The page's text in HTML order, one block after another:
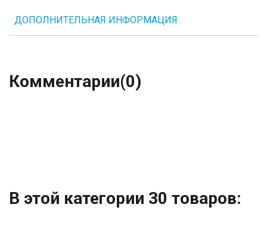
ДОПОЛНИТЕЛЬНАЯ ИНФОРМАЦИЯ
Комментарии(0)
В этой категории 30 товаров: